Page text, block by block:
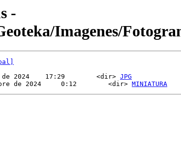
-
Imagenes/
de 2024    17:29        <dir> JPG
de 2024     0:12        <dir> MINIATURA